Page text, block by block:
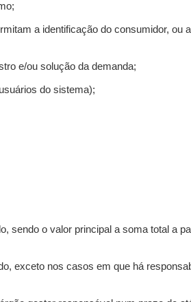
a identificação do consumidor, ou
e/ou solução da demanda;
do sistema);
sendo o valor principal a soma total a
exceto nos casos em que há